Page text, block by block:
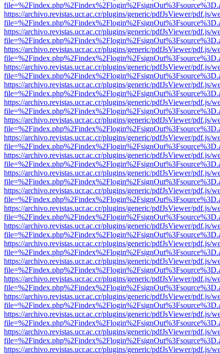
https://archivo.revistas.ucr.ac.cr/plugins/generic/pdfJsViewer/pdf.js/
https://archivo.revistas.ucr.ac.cr/plugins/generic/pdfJsViewer/pdf.js/
https://archivo.revistas.ucr.ac.cr/plugins/generic/pdfJsViewer/pdf.js/
https://archivo.revistas.ucr.ac.cr/plugins/generic/pdfJsViewer/pdf.js/
https://archivo.revistas.ucr.ac.cr/plugins/generic/pdfJsViewer/pdf.js/
https://archivo.revistas.ucr.ac.cr/plugins/generic/pdfJsViewer/pdf.js/
https://archivo.revistas.ucr.ac.cr/plugins/generic/pdfJsViewer/pdf.js/
https://archivo.revistas.ucr.ac.cr/plugins/generic/pdfJsViewer/pdf.js/
https://archivo.revistas.ucr.ac.cr/plugins/generic/pdfJsViewer/pdf.js/
https://archivo.revistas.ucr.ac.cr/plugins/generic/pdfJsViewer/pdf.js/
https://archivo.revistas.ucr.ac.cr/plugins/generic/pdfJsViewer/pdf.js/
https://archivo.revistas.ucr.ac.cr/plugins/generic/pdfJsViewer/pdf.js/
https://archivo.revistas.ucr.ac.cr/plugins/generic/pdfJsViewer/pdf.js/
https://archivo.revistas.ucr.ac.cr/plugins/generic/pdfJsViewer/pdf.js/
https://archivo.revistas.ucr.ac.cr/plugins/generic/pdfJsViewer/pdf.js/
https://archivo.revistas.ucr.ac.cr/plugins/generic/pdfJsViewer/pdf.js/
https://archivo.revistas.ucr.ac.cr/plugins/generic/pdfJsViewer/pdf.js/
https://archivo.revistas.ucr.ac.cr/plugins/generic/pdfJsViewer/pdf.js/
https://archivo.revistas.ucr.ac.cr/plugins/generic/pdfJsViewer/pdf.js/
https://archivo.revistas.ucr.ac.cr/plugins/generic/pdfJsViewer/pdf.js/